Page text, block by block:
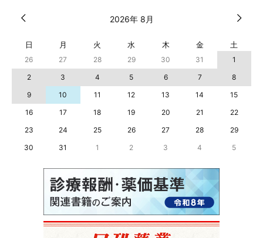
2026年 8月
日 月 火 水 木 金 土
26 27 28 29 30 31
1
2
3 4 5 6 7
8
9
10 11 12 13 14
15
16
17 18 19 20 21
22
23
24 25 26 27 28
29
30
31 1 2 3 4 5